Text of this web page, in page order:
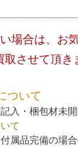
場合は、お
させて頂き
ついて
入・梱包材未
て
属品完備の場合